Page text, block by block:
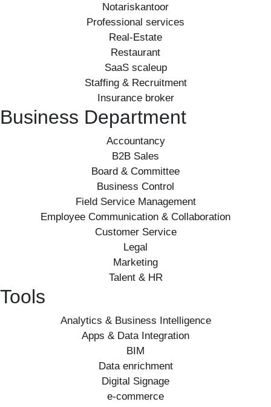
Notariskantoor
Professional services
Real-Estate
Restaurant
SaaS scaleup
Staffing & Recruitment
Insurance broker
Business Department
Accountancy
B2B Sales
Board & Committee
Business Control
Field Service Management
Employee Communication & Collaboration
Customer Service
Legal
Marketing
Talent & HR
Tools
Analytics & Business Intelligence
Apps & Data Integration
BIM
Data enrichment
Digital Signage
e-commerce